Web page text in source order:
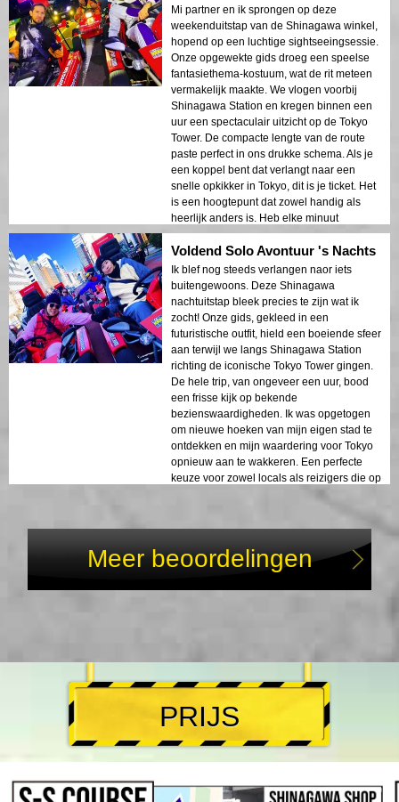
Mi partner en ik sprongen op deze
weekenduitstap van de Shinagawa winkel,
hopend op een luchtige sightseeingsessie.
Onze opgewekte gids droeg een speelse
fantasiethema-kostuum, wat de rit meteen
vermakelijk maakte. We vlogen voorbij
Shinagawa Station en kregen binnen een
uur een spectaculair uitzicht op de Tokyo
Tower. De compacte lengte van de route
paste perfect in ons drukke schema. Als je
een koppel bent dat verlangt naar een
snelle opkikker in Tokyo, dit is je ticket. Het
is een hoogtepunt dat zowel handig als
heerlijk anders is. Heb elke minuut
genoten!
Voldend Solo Avontuur 's Nachts
Ik blef nog steeds verlangen naor iets
buitengewoons. Deze Shinagawa
nachtuitstap bleek precies te zijn wat ik
zocht! Onze gids, gekleed in een
futuristische outfit, hield een boeiende sfeer
aan terwijl we langs Shinagawa Station
richting de iconische Tokyo Tower gingen.
De hele trip, van ongeveer een uur, bood
een frisse kijk op bekende
bezienswaardigheden. Ik was opgetogen
om nieuwe hoeken van mijn eigen stad te
ontdekken en mijn waardering voor Tokyo
opnieuw aan te wakkeren. Een perfecte
keuze voor zowel locals als reizigers die op
Meer beoordelingen
PRIJS